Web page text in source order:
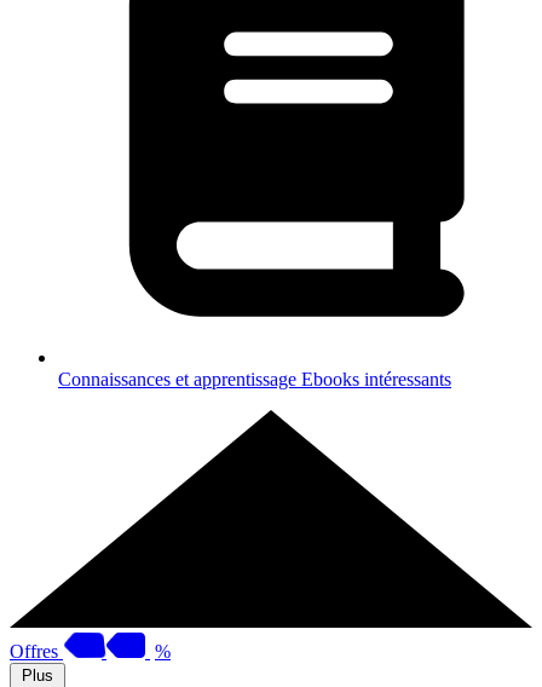
Connaissances et apprentissage Ebooks intéressants
Offres %
Plus